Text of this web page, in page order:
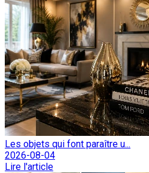
Les objets qui font paraître u...
2026-08-04
Lire l'article